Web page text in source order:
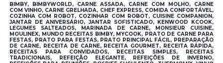
BIMBY, BIMBYWORLD, CARNE ASSADA, CARNE COM MOLHO, CARNE
COM VINHO, CARNE GRELHADA, CHEF EXPRESS, COMIDA CONFORTÁVEL,
COZINHA COM ROBOT, COZINHAR COM ROBOT, CUISINE COMPANION,
JANTAR DE ANIVERSÁRIO, JANTAR SOFISTICADO, KENWOOD KCOOK,
LEGUMES SALTEADOS, MARINADA DE CARNE, MONSIEUR CUISINE,
MOULINEX, MUNDO RECEITAS BIMBY, MYCOOK, PRATO DE CARNE PARA
FESTAS, PRATO PARA FESTAS, PRATO PRINCIPAL FÁCIL, PREPARAÇÃO
DE CARNE, RECEITA DE CARNE, RECEITA GOURMET, RECEITA RÁPIDA,
RECEITAS PARA CONVIDADOS, RECEITAS SIMPLES, RECEITAS
TRADICIONAIS, REFEIÇÃO ELEGANTE, REFEIÇÕES DE INVERNO,